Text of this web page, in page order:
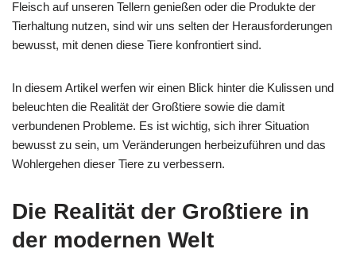
Fleisch auf unseren Tellern genießen oder die Produkte der
Tierhaltung nutzen, sind wir uns selten der Herausforderungen
bewusst, mit denen diese Tiere konfrontiert sind.
In diesem Artikel werfen wir einen Blick hinter die Kulissen und
beleuchten die Realität der Großtiere sowie die damit
verbundenen Probleme. Es ist wichtig, sich ihrer Situation
bewusst zu sein, um Veränderungen herbeizuführen und das
Wohlergehen dieser Tiere zu verbessern.
Die Realität der Großtiere in
der modernen Welt